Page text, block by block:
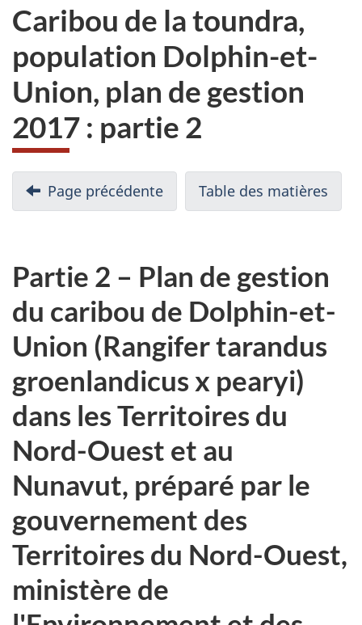
Caribou de la toundra,
population Dolphin-et-
Union, plan de gestion
2017 : partie 2
Page précédente Table des matières
Partie 2 – Plan de gestion
du caribou de Dolphin-et-
Union (Rangifer tarandus
groenlandicus x pearyi)
dans les Territoires du
Nord-Ouest et au
Nunavut, préparé par le
gouvernement des
Territoires du Nord-Ouest,
ministère de